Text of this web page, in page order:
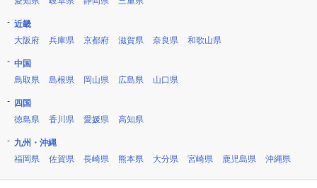
近畿
大阪府
兵庫県 京都府 滋賀県 奈良県 和歌山県
中国
鳥取県
島根県 岡山県 広島県 山口県
四国
徳島県
香川県 愛媛県 高知県
九州・沖縄
福岡県
佐賀県 長崎県 熊本県 大分県 宮崎県 鹿児島県 沖縄県